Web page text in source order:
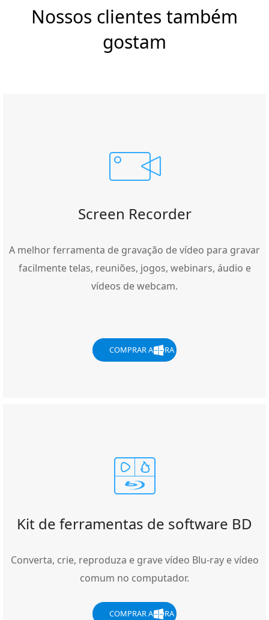
Nossos clientes também
gostam
Screen Recorder
A melhor ferramenta de gravação de vídeo para gravar
facilmente telas, reuniões, jogos, webinars, áudio e
vídeos de webcam.
COMPRAR AGORA
Kit de ferramentas de software BD
Converta, crie, reproduza e grave vídeo Blu-ray e vídeo
comum no computador.
COMPRAR AGORA